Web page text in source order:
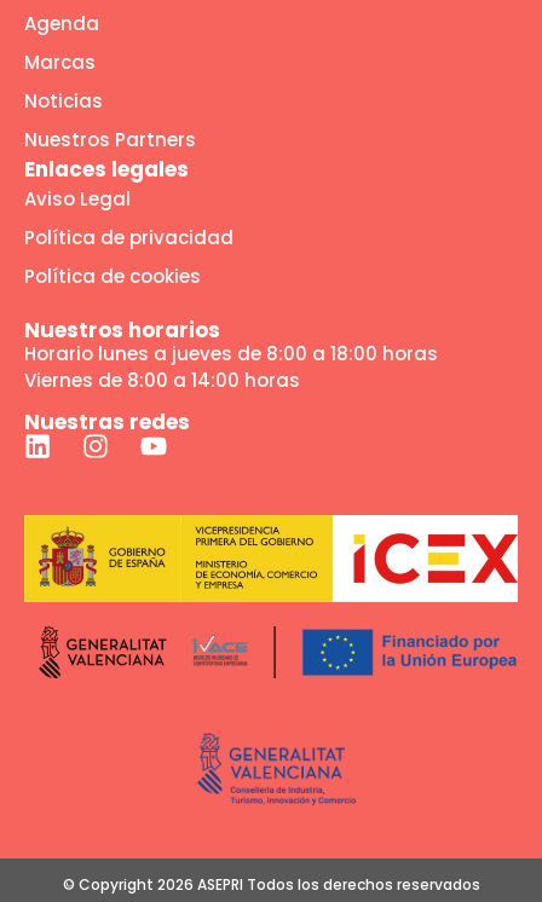
Agenda
Marcas
Noticias
Nuestros Partners
Enlaces legales
Aviso Legal
Política de privacidad
Política de cookies
Nuestros horarios
Horario lunes a jueves de 8:00 a 18:00 horas
Viernes de 8:00 a 14:00 horas
Nuestras redes
© Copyright 2026 ASEPRI Todos los derechos reservados